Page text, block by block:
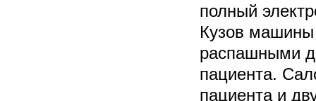
полный
Кузов
распашными
пациента.
пациента и